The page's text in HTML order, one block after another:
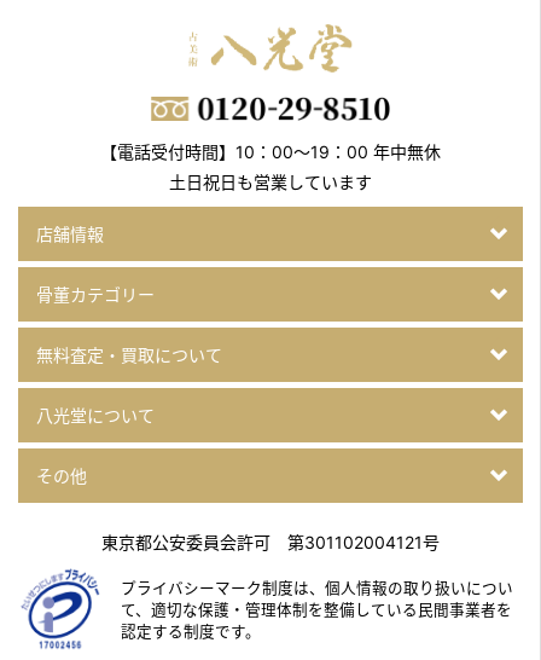
【電話受付時間】10：00～19：00 年中無休
土日祝日も営業しています
店舗情報
骨董カテゴリー
無料査定・買取について
八光堂について
その他
東京都公安委員会許可 第301102004121号
プライバシーマーク制度は、個人情報の取り扱いについ
て、適切な保護・管理体制を整備している民間事業者を
認定する制度です。